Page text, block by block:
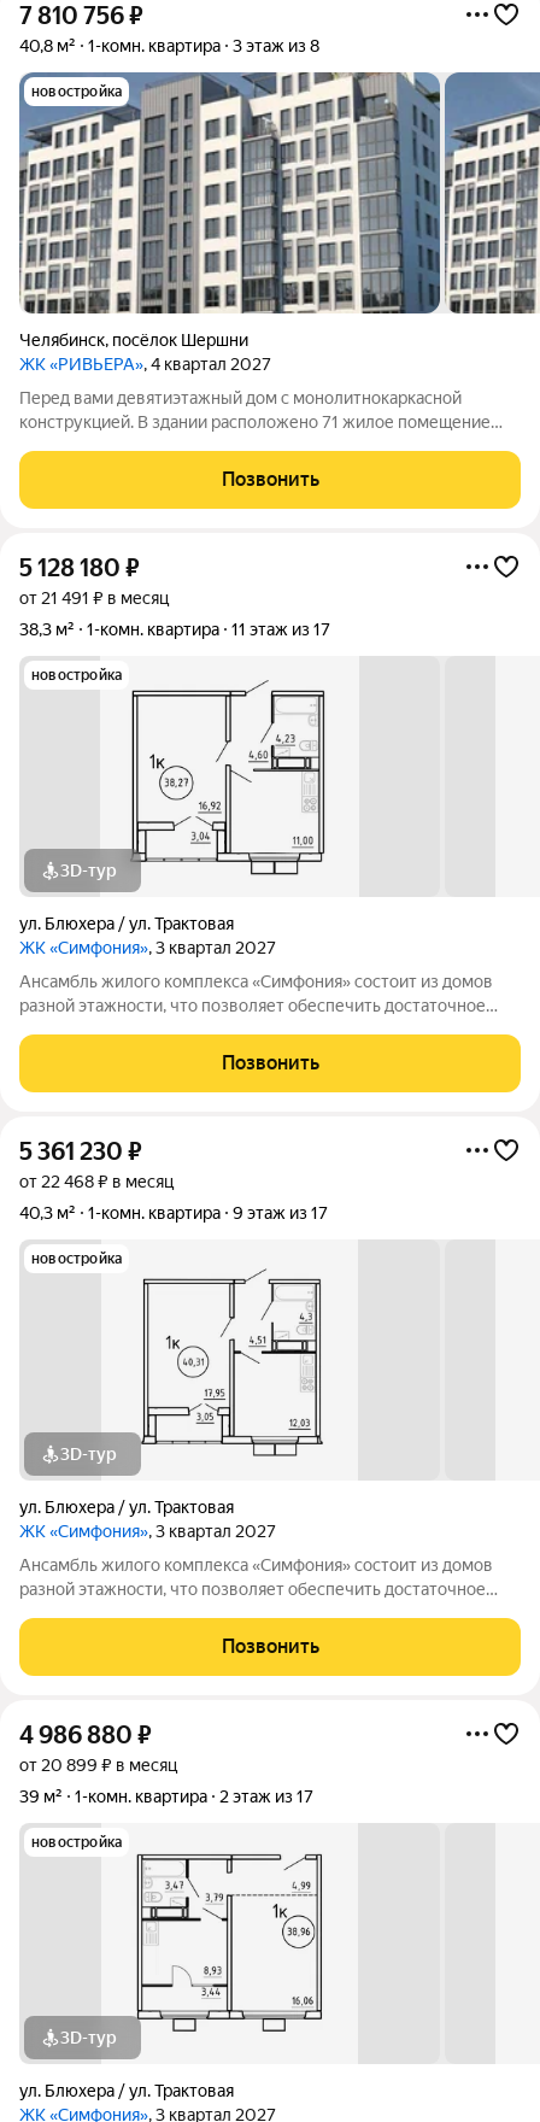
7 810 756₽
40,8 м² 1-комн. квартира 3 этаж из 8
новостройка
Челябинск, посёлок Шершни
ЖК «РИВЬЕРА», 4 квартал 2027
Перед вами девятиэтажный дом с монолитнокаркасной
конструкцией. В здании расположено 71 жилое помещение
комфортной обстановке. На восьмом этаже предлагаются
квартиры с антресолями. А для ценителей
Позвонить
5 128 180 ₽
от 21 491 ₽ в месяц
38,3 м²
1-комн. квартира 11 этаж из 17
новостройка
3D-тур
ул. Блюхера / ул. Трактовая
ЖК «Симфония», 3 квартал 2027
Ансамбль жилого комплекса «Симфония» состоит из домов
разной этажности, что позволяет обеспечить достаточное
времени и предлагаем квартиры с уже готовой базовой
отделкой. Заезжайте и живите! ЖК
Позвонить
5 361 230 ₽
от 22 468 ₽ в месяц
40,3 м²
1-комн. квартира 9 этаж из 17
новостройка
3D-тур
ул. Блюхера / ул. Трактовая
ЖК «Симфония», 3 квартал 2027
Ансамбль жилого комплекса «Симфония» состоит из домов
разной этажности, что позволяет обеспечить достаточное
времени и предлагаем квартиры с уже готовой базовой
отделкой. Заезжайте и живите! ЖК
Позвонить
4 986 880 ₽
от 20 899 ₽ в месяц
39 м²
1-комн. квартира 2 этаж из 17
новостройка
3D-тур
ул. Блюхера / ул. Трактовая
ЖК «Симфония», 3 квартал 2027